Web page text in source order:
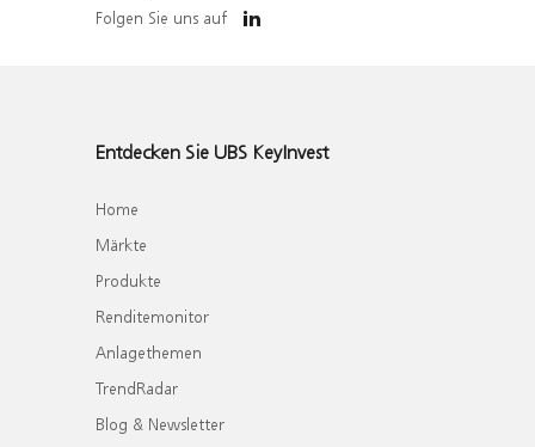
Folgen Sie uns auf
Entdecken Sie UBS KeyInvest
Home
Märkte
Produkte
Renditemonitor
Anlagethemen
TrendRadar
Blog & Newsletter